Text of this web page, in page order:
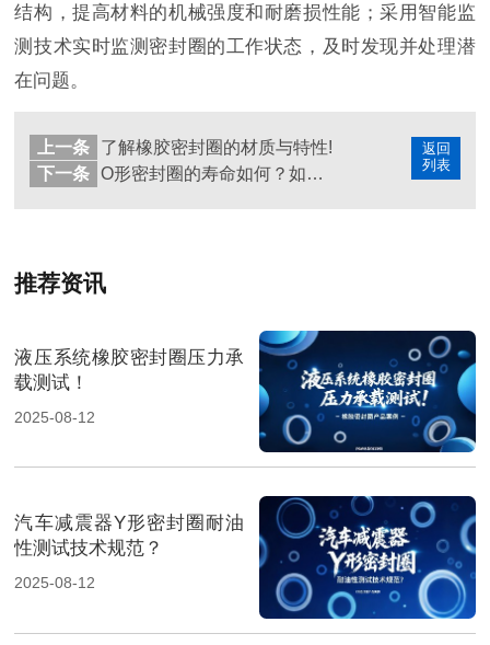
结构，提高材料的机械强度和耐磨损性能；采用智能监
测技术实时监测密封圈的工作状态，及时发现并处理潜
在问题。
返回
列表
上一条
了解橡胶密封圈的材质与特性!
下一条
O形密封圈的寿命如何？如何延长寿命？
推荐资讯
液压系统橡胶密封圈压力承
载测试！
2025-08-12
汽车减震器Y形密封圈耐油
性测试技术规范？
2025-08-12